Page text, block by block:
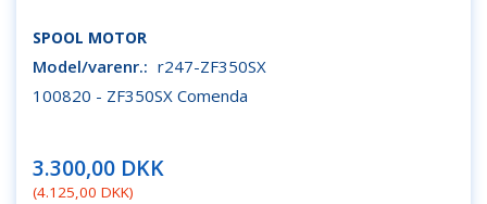
SPOOL MOTOR
Model/varenr.: r247-ZF350SX
100820 - ZF350SX Comenda
3.300,00 DKK
(4.125,00 DKK)